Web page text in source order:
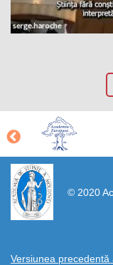
© 2020
Versiunea precedentă
https://propletenie.ru/